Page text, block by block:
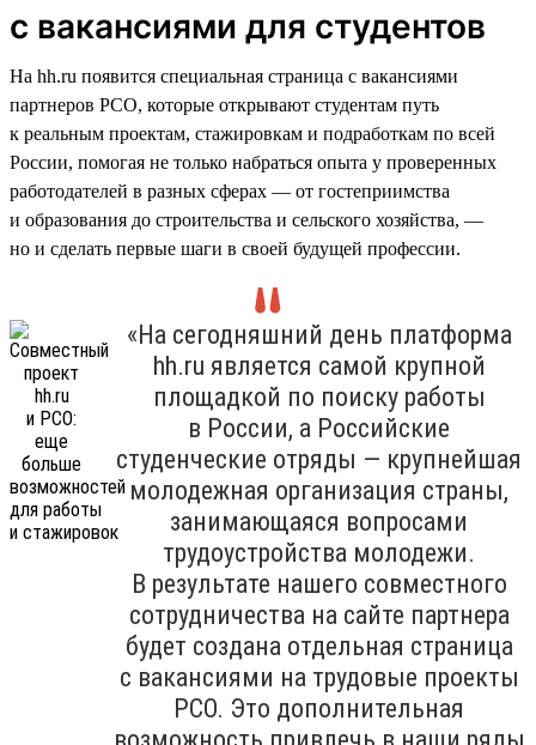
с вакансиями для студентов
На hh.ru появится специальная страница с вакансиями
партнеров РСО, которые открывают студентам путь
к реальным проектам, стажировкам и подработкам по всей
России, помогая не только набраться опыта у проверенных
работодателей в разных сферах — от гостеприимства
и образования до строительства и сельского хозяйства, —
но и сделать первые шаги в своей будущей профессии.
«На сегодняшний день платформа
hh.ru является самой крупной
площадкой по поиску работы
в России, а Российские
студенческие отряды — крупнейшая
молодежная организация страны,
занимающаяся вопросами
трудоустройства молодежи.
В результате нашего совместного
сотрудничества на сайте партнера
будет создана отдельная страница
с вакансиями на трудовые проекты
РСО. Это дополнительная